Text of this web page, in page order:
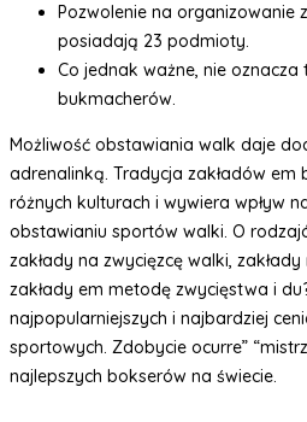
Pozwolenie na organizowanie
posiadają 23 podmioty.
Co jednak ważne, nie oznacza
bukmacherów.
Możliwość obstawiania walk daje
adrenalinką. Tradycja zakładów em
różnych kulturach i wywiera wpływ
obstawianiu sportów walki. O
zakłady na zwycięzcę walki,
zakłady em metodę zwycięstwa i
najpopularniejszych i najbardziej
sportowych. Zdobycie ocurre”
najlepszych bokserów na świecie.